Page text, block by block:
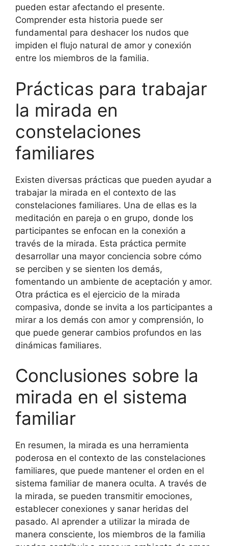
pueden estar afectando el presente.
Comprender esta historia puede ser
fundamental para deshacer los nudos que
impiden el flujo natural de amor y conexión
entre los miembros de la familia.
Prácticas para trabajar
la mirada en
constelaciones
familiares
Existen diversas prácticas que pueden ayudar a
trabajar la mirada en el contexto de las
constelaciones familiares. Una de ellas es la
meditación en pareja o en grupo, donde los
participantes se enfocan en la conexión a
través de la mirada. Esta práctica permite
desarrollar una mayor conciencia sobre cómo
se perciben y se sienten los demás,
fomentando un ambiente de aceptación y amor.
Otra práctica es el ejercicio de la mirada
compasiva, donde se invita a los participantes a
mirar a los demás con amor y comprensión, lo
que puede generar cambios profundos en las
dinámicas familiares.
Conclusiones sobre la
mirada en el sistema
familiar
En resumen, la mirada es una herramienta
poderosa en el contexto de las constelaciones
familiares, que puede mantener el orden en el
sistema familiar de manera oculta. A través de
la mirada, se pueden transmitir emociones,
establecer conexiones y sanar heridas del
pasado. Al aprender a utilizar la mirada de
manera consciente, los miembros de la familia